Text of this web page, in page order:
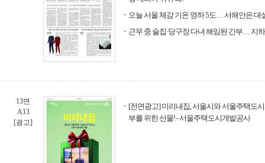
오늘 서울 체감 기온 영하 5도… 서해안은 대
근무 중 술집·당구장 다녀 해임된 간부… 지
13면
A13
[광고]
[전면광고] 미리내집, 서울시와 서울주택도
부를 위한 선물! - 서울주택도시개발공사